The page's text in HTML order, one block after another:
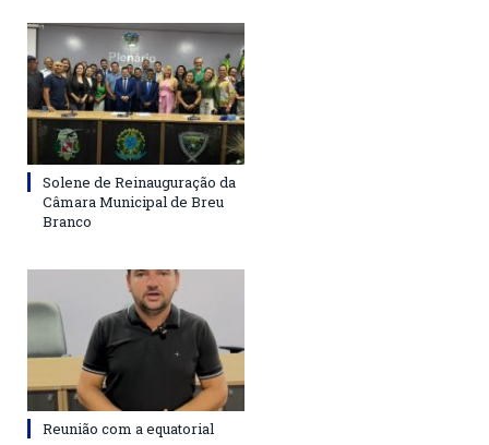
Solene de Reinauguração da
Câmara Municipal de Breu
Branco
Reunião com a equatorial